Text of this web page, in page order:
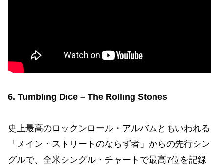
6. Tumbling Dice – The Rolling Stones
史上最高のロックンロール・アルバムともいわれる
「メイン・ストリートのならず者」からの先行シン
グルで、全米シングル・チャートで最高7位を記録